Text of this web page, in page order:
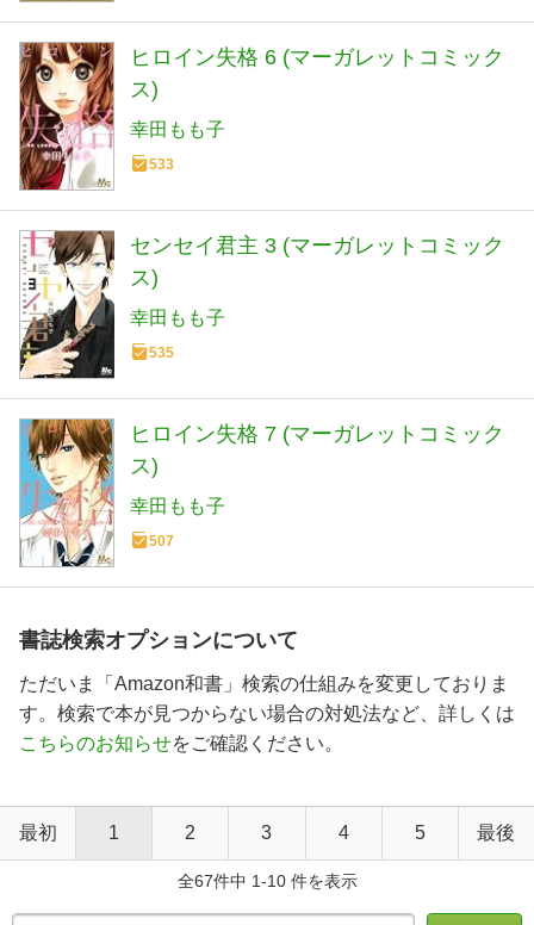
ヒロイン失格 6 (マーガレットコミック
ス)
幸田もも子
533
センセイ君主 3 (マーガレットコミック
ス)
幸田もも子
535
ヒロイン失格 7 (マーガレットコミック
ス)
幸田もも子
507
書誌検索オプションについて
ただいま「Amazon和書」検索の仕組みを変更しておりま
す。検索で本が見つからない場合の対処法など、詳しくは
こちらのお知らせをご確認ください。
最初 1 2 3 4 5 最後
全67件中 1-10 件を表示